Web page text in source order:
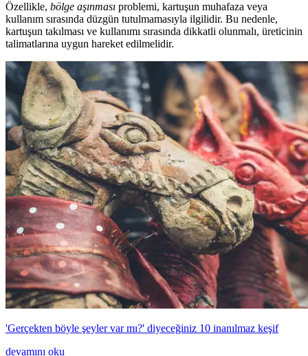
Özellikle, bölge aşınması problemi, kartuşun muhafaza veya
kullanım sırasında düzgün tutulmamasıyla ilgilidir. Bu nedenle,
kartuşun takılması ve kullanımı sırasında dikkatli olunmalı, üreticinin
talimatlarına uygun hareket edilmelidir.
'Gerçekten böyle şeyler var mı?' diyeceğiniz 10 inanılmaz keşif
devamını oku